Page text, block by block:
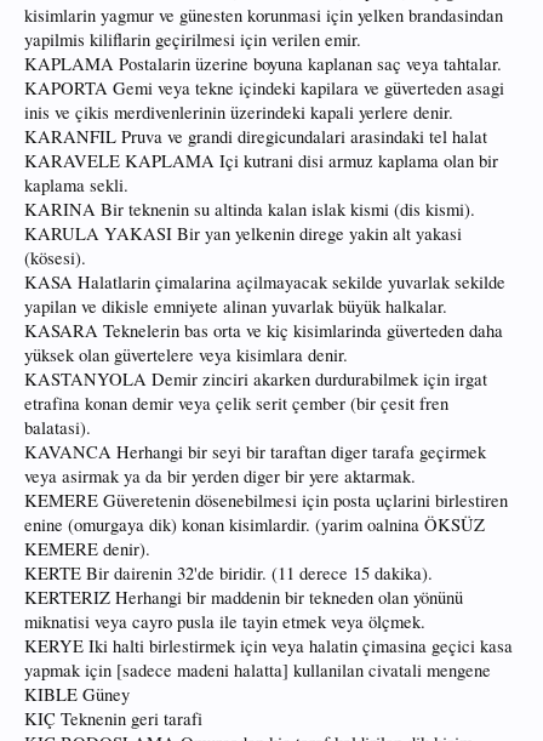
kisimlarin yagmur ve günesten korunmasi için yelken brandasindan
yapilmis kiliflarin geçirilmesi için verilen emir.
KAPLAMA Postalarin üzerine boyuna kaplanan saç veya tahtalar.
KAPORTA Gemi veya tekne içindeki kapilara ve güverteden asagi
inis ve çikis merdivenlerinin üzerindeki kapali yerlere denir.
KARANFIL Pruva ve grandi diregicundalari arasindaki tel halat
KARAVELE KAPLAMA Içi kutrani disi armuz kaplama olan bir
kaplama sekli.
KARINA Bir teknenin su altinda kalan islak kismi (dis kismi).
KARULA YAKASI Bir yan yelkenin direge yakin alt yakasi
(kösesi).
KASA Halatlarin çimalarina açilmayacak sekilde yuvarlak sekilde
yapilan ve dikisle emniyete alinan yuvarlak büyük halkalar.
KASARA Teknelerin bas orta ve kiç kisimlarinda güverteden daha
yüksek olan güvertelere veya kisimlara denir.
KASTANYOLA Demir zinciri akarken durdurabilmek için irgat
etrafina konan demir veya çelik serit çember (bir çesit fren
balatasi).
KAVANCA Herhangi bir seyi bir taraftan diger tarafa geçirmek
veya asirmak ya da bir yerden diger bir yere aktarmak.
KEMERE Güveretenin dösenebilmesi için posta uçlarini birlestiren
enine (omurgaya dik) konan kisimlardir. (yarim oalnina ÖKSÜZ
KEMERE denir).
KERTE Bir dairenin 32'de biridir. (11 derece 15 dakika).
KERTERIZ Herhangi bir maddenin bir tekneden olan yönünü
miknatisi veya cayro pusla ile tayin etmek veya ölçmek.
KERYE Iki halti birlestirmek için veya halatin çimasina geçici kasa
yapmak için [sadece madeni halatta] kullanilan civatali mengene
KIBLE Güney
KIÇ Teknenin geri tarafi